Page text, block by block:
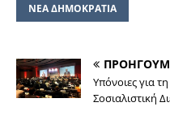
ΝΕΑ ΔΗΜΟΚΡΑΤΙΑ
Υπόνοιες για
Σοσιαλιστική